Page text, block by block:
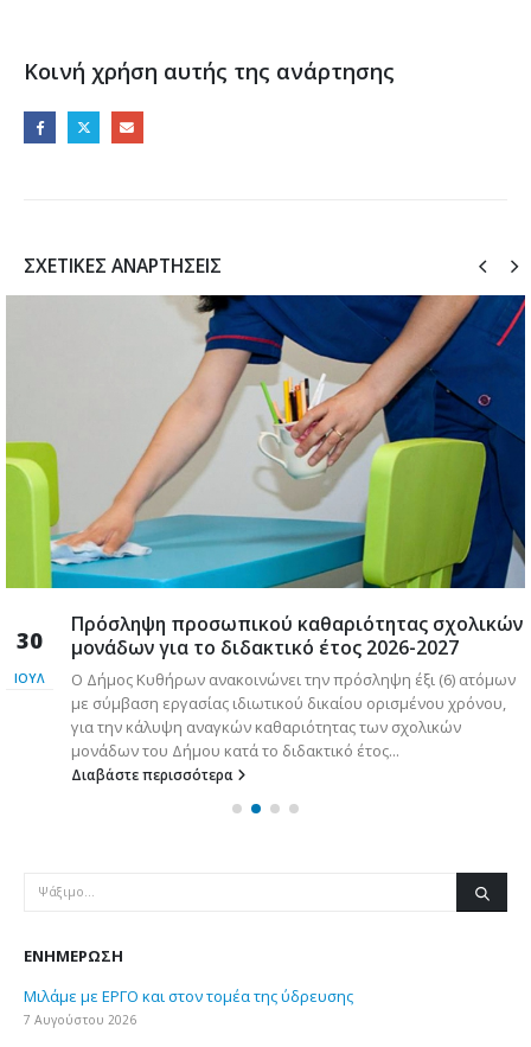
Κοινή χρήση αυτής της ανάρτησης
ΣΧΕΤΙΚΈΣ ΑΝΑΡΤΉΣΕΙΣ
30
ΙΟΎΛ
Πρόσληψη προσωπικού καθαριότητας σχολικών
μονάδων για το διδακτικό έτος 2026-2027
Ο Δήμος Κυθήρων ανακοινώνει την πρόσληψη έξι (6) ατόμων
με σύμβαση εργασίας ιδιωτικού δικαίου ορισμένου χρόνου,
για την κάλυψη αναγκών καθαριότητας των σχολικών
μονάδων του Δήμου κατά το διδακτικό έτος...
Διαβάστε περισσότερα
ΕΝΗΜΈΡΩΣΗ
Μιλάμε με ΕΡΓΟ και στον τομέα της ύδρευσης
7 Αυγούστου 2026